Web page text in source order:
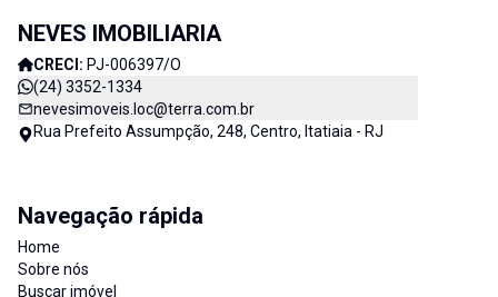
NEVES IMOBILIARIA
CRECI: PJ-006397/O
(24) 3352-1334
nevesimoveis.loc@terra.com.br
Rua Prefeito Assumpção, 248, Centro, Itatiaia - RJ
Navegação rápida
Home
Sobre nós
Buscar imóvel